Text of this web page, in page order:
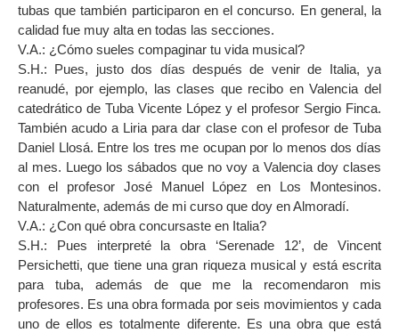
tubas que también participaron en el concurso. En general, la
calidad fue muy alta en todas las secciones.
V.A.: ¿Cómo sueles compaginar tu vida musical?
S.H.: Pues, justo dos días después de venir de Italia, ya
reanudé, por ejemplo, las clases que recibo en Valencia del
catedrático de Tuba Vicente López y el profesor Sergio Finca.
También acudo a Liria para dar clase con el profesor de Tuba
Daniel Llosá. Entre los tres me ocupan por lo menos dos días
al mes. Luego los sábados que no voy a Valencia doy clases
con el profesor José Manuel López en Los Montesinos.
Naturalmente, además de mi curso que doy en Almoradí.
V.A.: ¿Con qué obra concursaste en Italia?
S.H.: Pues interpreté la obra ‘Serenade 12’, de Vincent
Persichetti, que tiene una gran riqueza musical y está escrita
para tuba, además de que me la recomendaron mis
profesores. Es una obra formada por seis movimientos y cada
uno de ellos es totalmente diferente. Es una obra que está